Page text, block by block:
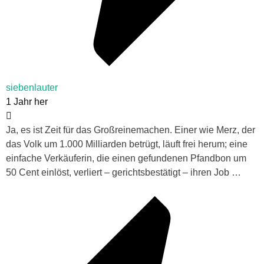
siebenlauter
1 Jahr her
Ja, es ist Zeit für das Großreinemachen. Einer wie Merz, der
das Volk um 1.000 Milliarden betrügt, läuft frei herum; eine
einfache Verkäuferin, die einen gefundenen Pfandbon um
50 Cent einlöst, verliert – gerichtsbestätigt – ihren Job …